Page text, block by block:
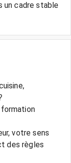
un cadre stable
formation
votre sens
des règles